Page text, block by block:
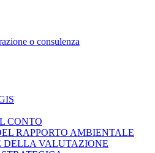
o consulenza
CONTO
RAPPORTO AMBIENTALE
DELLA VALUTAZIONE